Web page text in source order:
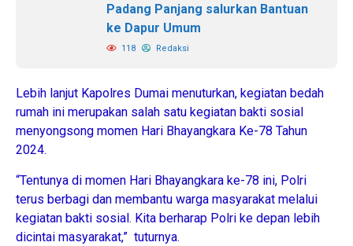
Padang Panjang salurkan Bantuan
ke Dapur Umum
118 Redaksi
Lebih lanjut Kapolres Dumai menuturkan, kegiatan bedah
rumah ini merupakan salah satu kegiatan bakti sosial
menyongsong momen Hari Bhayangkara Ke-78 Tahun
2024.
“Tentunya di momen Hari Bhayangkara ke-78 ini, Polri
terus berbagi dan membantu warga masyarakat melalui
kegiatan bakti sosial. Kita berharap Polri ke depan lebih
dicintai masyarakat,” tuturnya.